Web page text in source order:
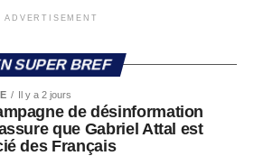
ADVERTISEMENT
SUPER BREF
Il y a 2 jours
de désinformation
que Gabriel Attal est
des Français